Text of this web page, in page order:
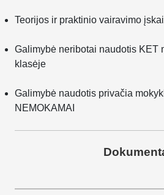
Teorijos ir praktinio vairavimo
Galimybė neribotai naudotis KET
klasėje
Galimybė naudotis privačia
NEMOKAMAI